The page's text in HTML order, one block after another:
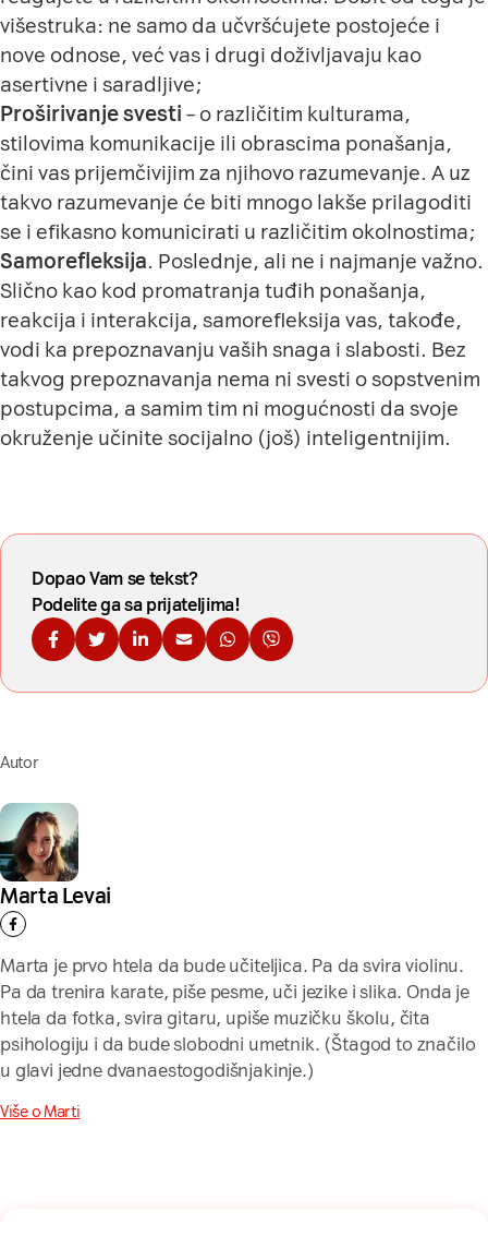
višestruka: ne samo da učvršćujete postojeće i
nove odnose, već vas i drugi doživljavaju kao
asertivne i saradljive;
Proširivanje svesti – o različitim kulturama,
stilovima komunikacije ili obrascima ponašanja,
čini vas prijemčivijim za njihovo razumevanje. A uz
takvo razumevanje će biti mnogo lakše prilagoditi
se i efikasno komunicirati u različitim okolnostima;
Samorefleksija. Poslednje, ali ne i najmanje važno.
Slično kao kod promatranja tuđih ponašanja,
reakcija i interakcija, samorefleksija vas, takođe,
vodi ka prepoznavanju vaših snaga i slabosti. Bez
takvog prepoznavanja nema ni svesti o sopstvenim
postupcima, a samim tim ni mogućnosti da svoje
okruženje učinite socijalno (još) inteligentnijim.
Dopao Vam se tekst?
Podelite ga sa prijateljima!
Podelite na Fejsbuku
Podelite na Tviteru
Podelite na Linkdinu
Podelite na imejl
Podelite na WhatsApp
Podelite na Viberu
Autor
Marta Levai
Marta je prvo htela da bude učiteljica. Pa da svira violinu.
Pa da trenira karate, piše pesme, uči jezike i slika. Onda je
htela da fotka, svira gitaru, upiše muzičku školu, čita
psihologiju i da bude slobodni umetnik. (Štagod to značilo
u glavi jedne dvanaestogodišnjakinje.)
Više o Marti